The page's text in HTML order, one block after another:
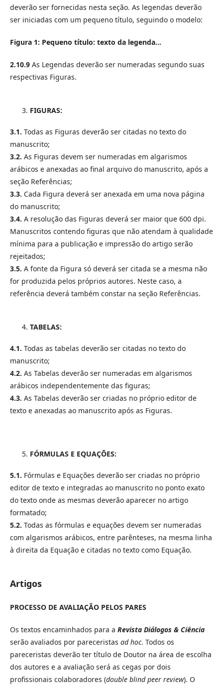
deverão ser fornecidas nesta seção. As legendas deverão
ser iniciadas com um pequeno título, seguindo o modelo:
Figura 1: Pequeno título: texto da legenda...
2.10.9 As Legendas deverão ser numeradas segundo suas
respectivas Figuras.
FIGURAS:
3.1. Todas as Figuras deverão ser citadas no texto do
manuscrito;
3.2. As Figuras devem ser numeradas em algarismos
arábicos e anexadas ao final arquivo do manuscrito, após a
seção Referências;
3.3. Cada Figura deverá ser anexada em uma nova página
do manuscrito;
3.4. A resolução das Figuras deverá ser maior que 600 dpi.
Manuscritos contendo figuras que não atendam à qualidade
mínima para a publicação e impressão do artigo serão
rejeitados;
3.5. A fonte da Figura só deverá ser citada se a mesma não
for produzida pelos próprios autores. Neste caso, a
referência deverá também constar na seção Referências.
TABELAS:
4.1. Todas as tabelas deverão ser citadas no texto do
manuscrito;
4.2. As Tabelas deverão ser numeradas em algarismos
arábicos independentemente das figuras;
4.3. As Tabelas deverão ser criadas no próprio editor de
texto e anexadas ao manuscrito após as Figuras.
FÓRMULAS E EQUAÇÕES:
5.1. Fórmulas e Equações deverão ser criadas no próprio
editor de texto e integradas ao manuscrito no ponto exato
do texto onde as mesmas deverão aparecer no artigo
formatado;
5.2. Todas as fórmulas e equações devem ser numeradas
com algarismos arábicos, entre parênteses, na mesma linha
à direita da Equação e citadas no texto como Equação.
Artigos
PROCESSO DE AVALIAÇÃO PELOS PARES
Os textos encaminhados para a Revista Diálogos & Ciência
serão avaliados por pareceristas ad hoc. Todos os
pareceristas deverão ter título de Doutor na área de escolha
dos autores e a avaliação será as cegas por dois
profissionais colaboradores (double blind peer review). O